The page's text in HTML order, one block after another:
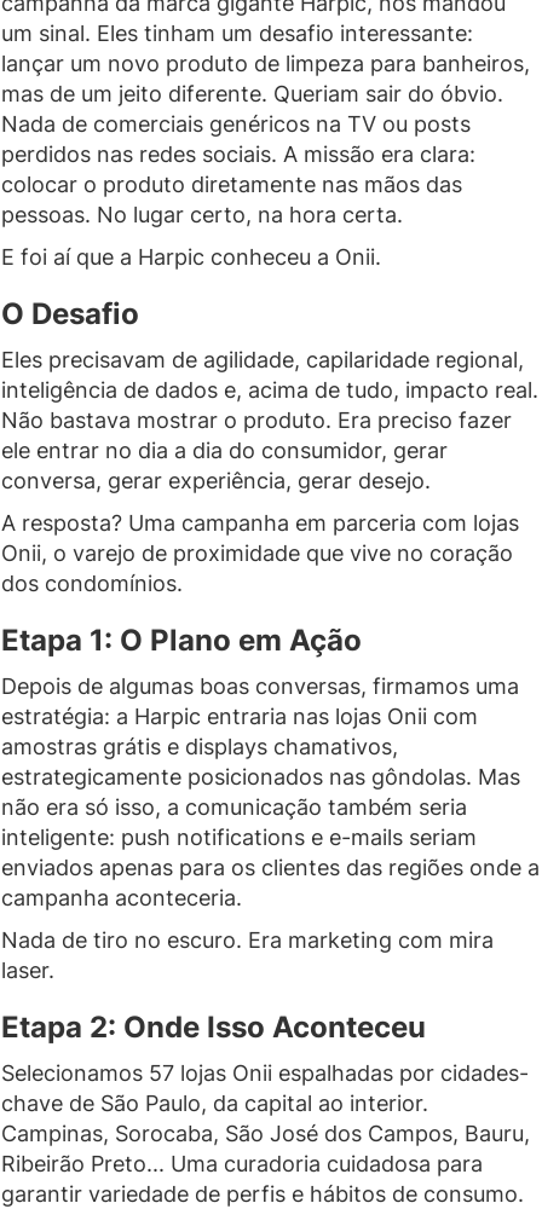
um sinal. Eles tinham um desafio interessante:
lançar um novo produto de limpeza para banheiros,
mas de um jeito diferente. Queriam sair do óbvio.
Nada de comerciais genéricos na TV ou posts
perdidos nas redes sociais. A missão era clara:
colocar o produto diretamente nas mãos das
pessoas. No lugar certo, na hora certa.
E foi aí que a Harpic conheceu a Onii.
O Desafio
Eles precisavam de agilidade, capilaridade regional,
inteligência de dados e, acima de tudo, impacto real.
Não bastava mostrar o produto. Era preciso fazer
ele entrar no dia a dia do consumidor, gerar
conversa, gerar experiência, gerar desejo.
A resposta? Uma campanha em parceria com lojas
Onii, o varejo de proximidade que vive no coração
dos condomínios.
Etapa 1: O Plano em Ação
Depois de algumas boas conversas, firmamos uma
estratégia: a Harpic entraria nas lojas Onii com
amostras grátis e displays chamativos,
estrategicamente posicionados nas gôndolas. Mas
não era só isso, a comunicação também seria
inteligente: push notifications e e-mails seriam
enviados apenas para os clientes das regiões onde a
campanha aconteceria.
Nada de tiro no escuro. Era marketing com mira
laser.
Etapa 2: Onde Isso Aconteceu
Selecionamos 57 lojas Onii espalhadas por cidades-
chave de São Paulo, da capital ao interior.
Campinas, Sorocaba, São José dos Campos, Bauru,
Ribeirão Preto... Uma curadoria cuidadosa para
garantir variedade de perfis e hábitos de consumo.